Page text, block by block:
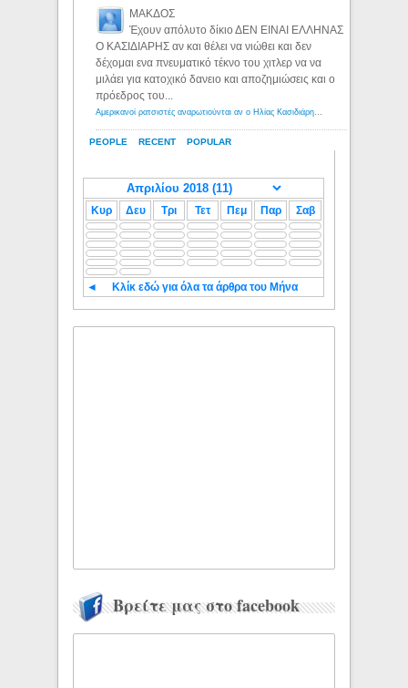
PEOPLE RECENT POPULAR
ΜΑΚΔΟΣ
Έχουν απόλυτο δίκιο ΔΕΝ ΕΙΝΑΙ ΕΛΛΗΝΑΣ
Ο ΚΑΣΙΔΙΑΡΗΣ αν και θέλει να νιώθει και δεν
δέχομαι ενα πνευματικό τέκνο του χιτλερ να να
μιλάει για κατοχικό δανειο και αποζημιώσεις και ο
πρόεδρος του...
Αμερικανοί ρατσιστές αναρωτιούνται αν ο Ηλίας Κασιδιάρης ανήκει στη λευκή φυλή... - Λόγιος Ερμής
Κυρ Δευ Τρι Τετ Πεμ Παρ Σαβ
◄ Κλίκ εδώ για όλα τα άρθρα του Μήνα
Βρείτε μας στο facebook